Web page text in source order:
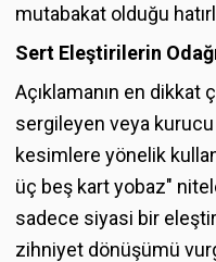
mutabakat olduğu
Sert Eleştirilerin
Açıklamanın en dikkat
sergileyen veya
kesimlere yönelik
üç beş kart yobaz"
sadece siyasi bir
zihniyet dönüşümü